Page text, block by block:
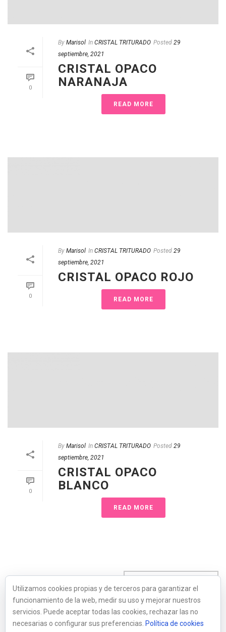
0
By Marisol In CRISTAL TRITURADO Posted 29
septiembre, 2021
CRISTAL OPACO
NARANAJA
READ MORE
0
By Marisol In CRISTAL TRITURADO Posted 29
septiembre, 2021
CRISTAL OPACO ROJO
READ MORE
0
By Marisol In CRISTAL TRITURADO Posted 29
septiembre, 2021
CRISTAL OPACO
BLANCO
READ MORE
1 2 3 4 5 6 7
Utilizamos cookies propias y de terceros para garantizar el
funcionamiento de la web, medir su uso y mejorar nuestros
servicios. Puede aceptar todas las cookies, rechazar las no
necesarias o configurar sus preferencias. Política de cookies